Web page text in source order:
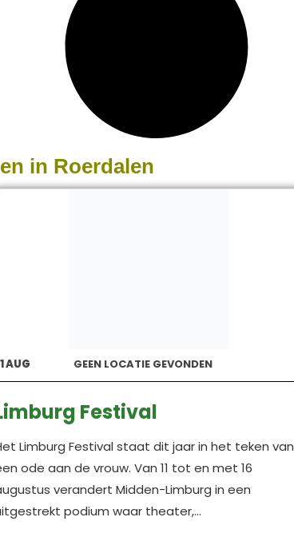
in Roerdalen
AUG GEEN LOCATIE GEVONDEN
Festival
Limburg Festival staat dit jaar in het teken van
ode aan de vrouw. Van 11 tot en met 16
verandert Midden-Limburg in een
podium waar theater,...